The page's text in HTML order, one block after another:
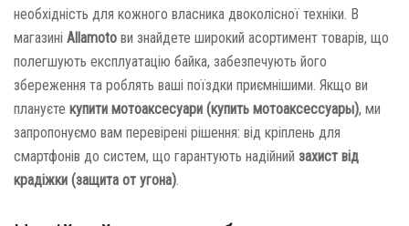
необхідність для кожного власника двоколісної техніки. В
магазині Allamoto ви знайдете широкий асортимент товарів, що
полегшують експлуатацію байка, забезпечують його
збереження та роблять ваші поїздки приємнішими. Якщо ви
плануєте купити мотоаксесуари (купить мотоаксессуары), ми
запропонуємо вам перевірені рішення: від кріплень для
смартфонів до систем, що гарантують надійний захист від
крадіжки (защита от угона).